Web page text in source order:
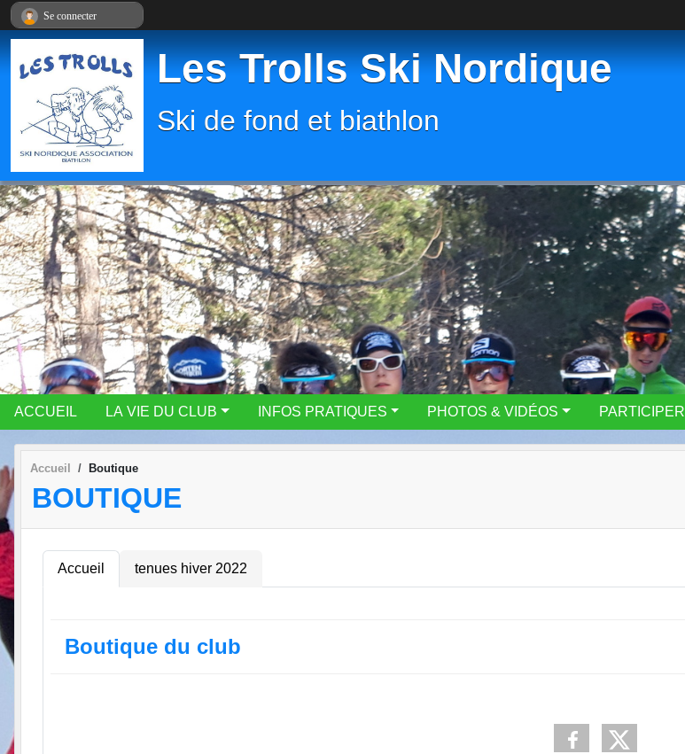
Les Trolls Ski Nordique
Ski de fond et biathlon
ACCUEIL LA VIE DU CLUB INFOS PRATIQUES PHOTOS & VIDÉOS PARTICIPER
Accueil Boutique
BOUTIQUE
Accueil tenues hiver 2022
Boutique du club
Se connecter
Panneau de gestion des cookies